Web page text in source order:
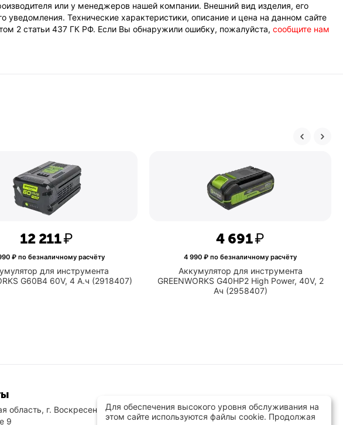
или у менеджеров нашей компании. Внешний вид изделия, его
Технические характеристики, описание и цена на данном сайте
2 статьи 437 ГК РФ. Если Вы обнаружили ошибку, пожалуйста, сообщите нам
для инструмента
G60B4 60V, 4 А.ч (2918407)
12 211₽
₽ по безналичному расчёту
Аккумулятор для инструмента
GREENWORKS G40HP2 High Power, 40V, 2
Ач (2958407)
4 691₽
4 990 ₽ по безналичному расчёту
область, г. Воскресенск, ул.Заводская д.8 стр.1
9
Для обеспечения высокого уровня обслуживания на
этом сайте используются файлы cookie. Продолжая